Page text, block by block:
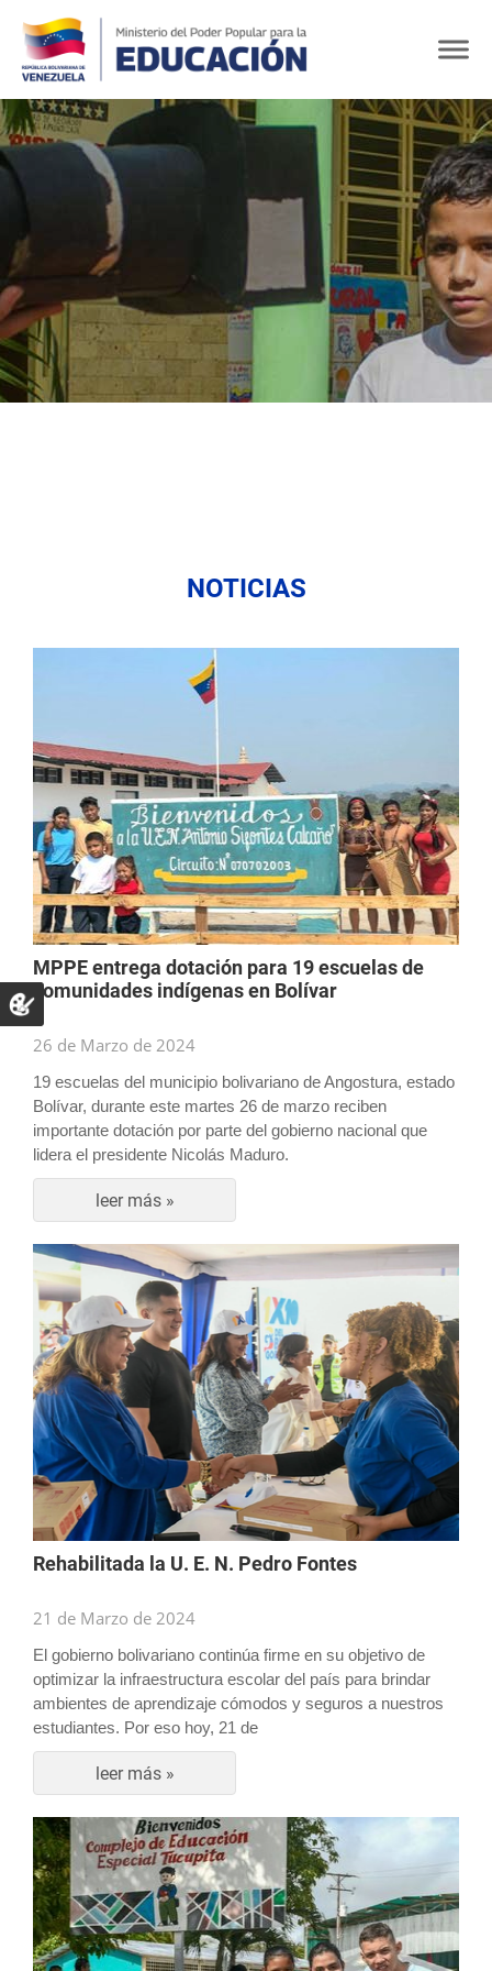
NOTICIAS
MPPE entrega dotación para 19 escuelas de
comunidades indígenas en Bolívar
26 de Marzo de 2024
19 escuelas del municipio bolivariano de Angostura, estado
Bolívar, durante este martes 26 de marzo reciben
importante dotación por parte del gobierno nacional que
lidera el presidente Nicolás Maduro.
leer más »
Rehabilitada la U. E. N. Pedro Fontes
21 de Marzo de 2024
El gobierno bolivariano continúa firme en su objetivo de
optimizar la infraestructura escolar del país para brindar
ambientes de aprendizaje cómodos y seguros a nuestros
estudiantes. Por eso hoy, 21 de
leer más »